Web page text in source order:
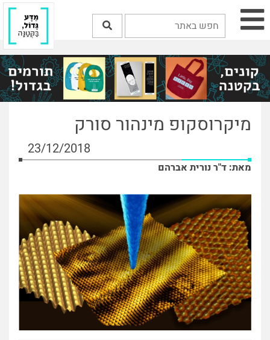
מיקרוסקופ מינהור סורק
23/12/2018
מאת: ד"ר נורית אברהם